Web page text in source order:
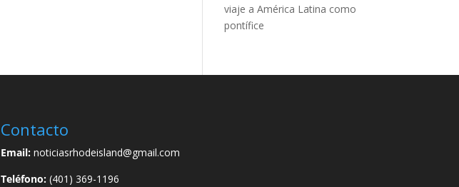
viaje a América Latina como
pontífice
Contacto
Email:noticiasrhodeisland@gmail.com
Teléfono:(401) 369-1196